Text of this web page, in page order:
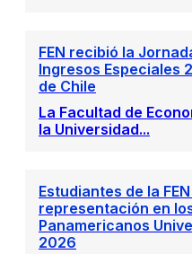
FEN recibió la
Ingresos Especiales
de Chile
La Facultad de
la Universidad...
Estudiantes de la
representación en
Panamericanos
2026